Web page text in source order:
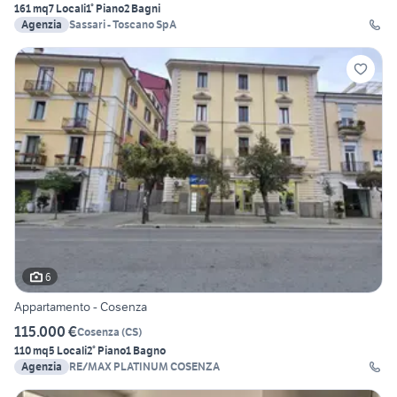
161 mq7 Locali1° Piano2 Bagni
Agenzia Sassari - Toscano SpA
6
Appartamento - Cosenza
115.000 €Cosenza (CS)
110 mq5 Locali2° Piano1 Bagno
Agenzia
RE/MAX PLATINUM COSENZA